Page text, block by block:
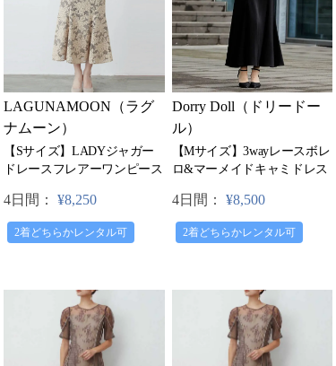
LAGUNAMOON（ラグ
ナムーン）
【Sサイズ】LADYジャガー
ドレースフレアーワンピース
4日間： ¥8,250
2着どちらかレンタル可
Dorry Doll（ドリードー
ル）
【Mサイズ】3wayレースボレ
ロ&マーメイドキャミドレス
4日間： ¥8,500
2着どちらかレンタル可